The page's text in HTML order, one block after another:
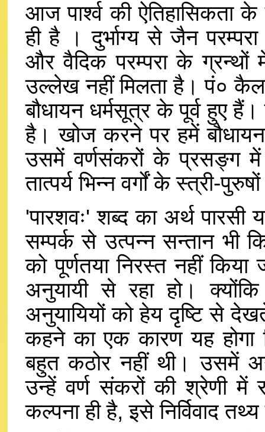
आज पार्श्व की ऐतिहासिकता के
ही है । दुर्भाग्य से जैन
और वैदिक परम्परा के ग्रन्थों
उल्लेख नहीं मिलता है। पं०
बौधायन धर्मसूत्र के पूर्व हुए
है। खोज करने पर हमें बौधायन
उसमें वर्णसंकरों के प्रसङ्ग में
तात्पर्य भिन्न वर्गों के स्त्री-
'पारशवः' शब्द का अर्थ पारसी
सम्पर्क से उत्पन्न सन्तान भी
को पूर्णतया निरस्त नहीं
अनुयायी से रहा हो।
अनुयायियों को हेय दृष्टि से
कहने का एक कारण यह होगा
बहुत कठोर नहीं थी। उसमें
उन्हें वर्ण संकरों की श्रेणी में
कल्पना ही है, इसे निर्विवाद